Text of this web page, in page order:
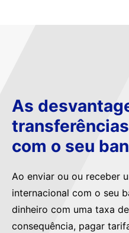
As
com o seu
Ao enviar ou ou receber
internacional com o seu
dinheiro com uma taxa
consequência, pagar